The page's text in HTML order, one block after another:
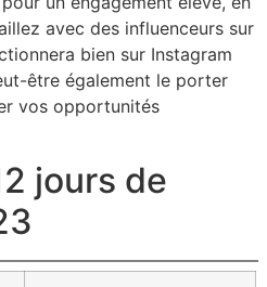
avec des influenceurs sur
bien sur Instagram
être également le porter
vos opportunités
jours de